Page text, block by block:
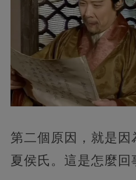
第二個原因，就是因
夏侯氏。這是怎麼回